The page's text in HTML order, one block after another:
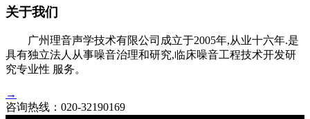
关于我们
广州理音声学技术有限公司成立于2005年,从业十六年.是
具有独立法人从事噪音治理和研究,临床噪音工程技术开发研
究专业性 服务。
→
咨询热线： 020-32190169